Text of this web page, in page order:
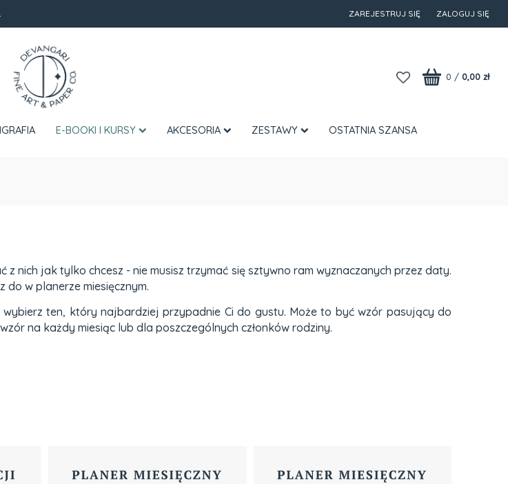
ZAREJESTRUJ SIĘ ZALOGUJ SIĘ
0 / 0,00 zł
E-BOOKI I KURSY AKCESORIA ZESTAWY OSTATNIA SZANSA
z nich jak tylko chcesz - nie musisz trzymać się sztywno ram wyznaczanych przez daty.
do w planerze miesięcznym.
wybierz ten, który najbardziej przypadnie Ci do gustu. Może to być wzór pasujący do
na każdy miesiąc lub dla poszczególnych członków rodziny.